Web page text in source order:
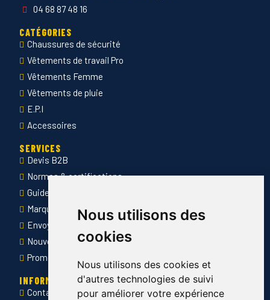
Nous utilisons des
cookies
Nous utilisons des cookies et
d'autres technologies de suivi
pour améliorer votre expérience
04 68 87 48 16
CATÉGORIES
Chaussures de sécurité
Vêtements de travail Pro
Vêtements Femme
Vêtements de pluie
E.P.I
Accessoires
SERVICES
Devis B2B
Normes & certifications
Guide des tailles
Marquage des vêtements professionnels
Envoyer Mandats administratifs
Nouveautés
Promotions
INFORMATIONS
Contact